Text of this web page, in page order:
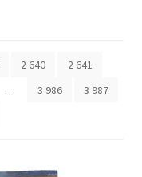
2 640
2 641
… 3 986
3 987